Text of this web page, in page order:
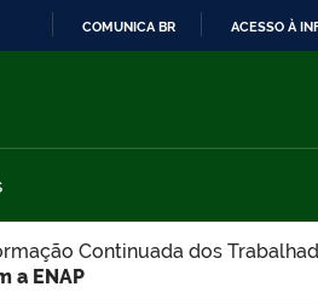
COMUNICA BR ACESSO À
Continuada dos
a ENAP